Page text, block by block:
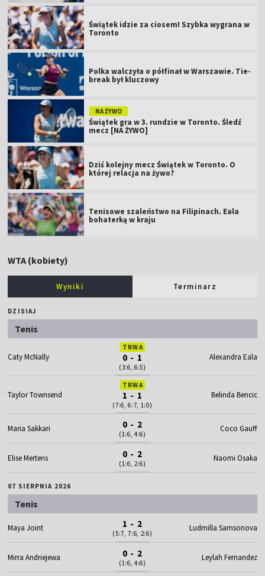
Świątek idzie za ciosem! Szybka wygrana w
Toronto
Polka walczyła o półfinał w Warszawie. Tie-
break był kluczowy
NA ŻYWO
Świątek gra w 3. rundzie w Toronto. Śledź
mecz [NA ŻYWO]
Dziś kolejny mecz Świątek w Toronto. O
której relacja na żywo?
Tenisowe szaleństwo na Filipinach. Eala
bohaterką w kraju
WTA (kobiety)
Wyniki Terminarz
DZISIAJ
Tenis
Caty McNally
TRWA
0 - 1
(3:6, 6:5)
Alexandra Eala
Taylor Townsend
TRWA
1 - 1
(7:6, 6:7, 1:0)
Belinda Bencic
Maria Sakkari 0 - 2
(1:6, 4:6)
Coco Gauff
Elise Mertens 0 - 2
(1:6, 2:6)
Naomi Osaka
07 SIERPNIA 2026
Tenis
Maya Joint 1 - 2
(5:7, 7:6, 2:6)
Ludmilla Samsonova
Mirra Andriejewa 0 - 2
(1:6, 4:6)
Leylah Fernandez